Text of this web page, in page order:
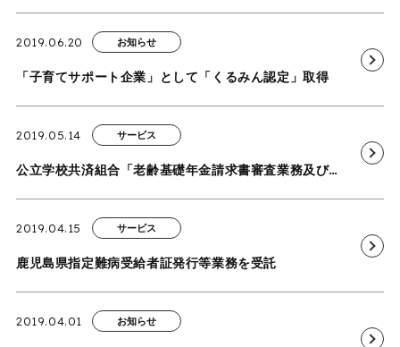
2019.06.20 お知らせ
「子育てサポート企業」として「くるみん認定」取得
2019.05.14 サービス
公立学校共済組合「老齢基礎年金請求書審査業務及び遺族厚生年金審査業務」を受託
2019.04.15 サービス
鹿児島県指定難病受給者証発行等業務を受託
2019.04.01 お知らせ